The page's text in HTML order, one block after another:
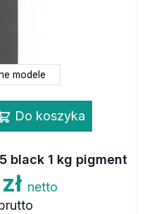
modele
Do koszyka
black 1 kg pigment
netto